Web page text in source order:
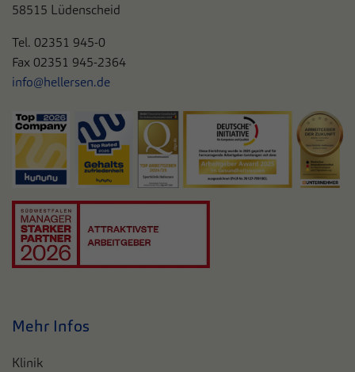
58515 Lüdenscheid
Tel. 02351 945-0
Fax 02351 945-2364
info@hellersen.de
Mehr Infos
Klinik